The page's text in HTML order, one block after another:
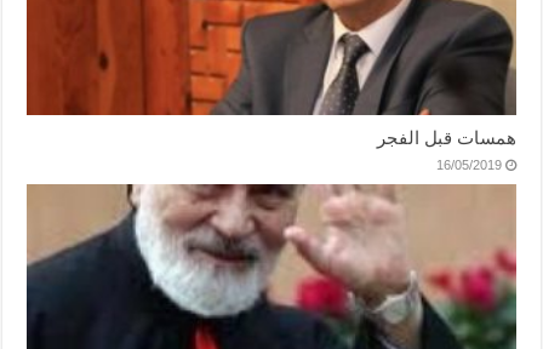
همسات قبل الفجر
16/05/2019